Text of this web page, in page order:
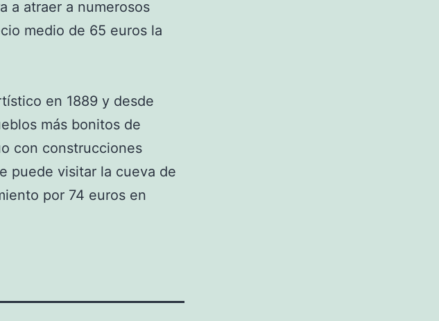
a atraer a numerosos
medio de 65 euros la
en 1889 y desde
más bonitos de
con construcciones
puede visitar la cueva de
por 74 euros en